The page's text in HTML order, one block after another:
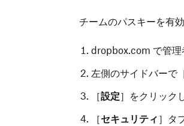
チームのパスキーを有
dropbox.com で管理
左側のサイドバーで
［設定］をクリック
［セキュリティ ］タ